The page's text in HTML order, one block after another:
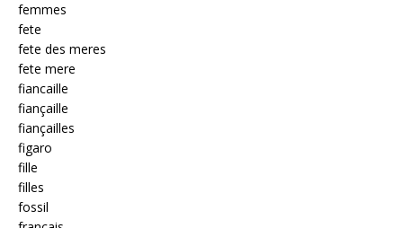
femmes
fete
fete des meres
fete mere
fiancaille
fiançaille
fiançailles
figaro
fille
filles
fossil